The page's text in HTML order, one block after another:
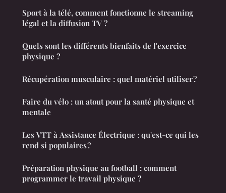
Sport à la télé, comment fonctionne le streaming
légal et la diffusion TV ?
Quels sont les différents bienfaits de l'exercice
physique ?
Récupération musculaire : quel matériel utiliser ?
Faire du vélo : un atout pour la santé physique et
mentale
Les VTT à Assistance Électrique : qu'est-ce qui les
rend si populaires ?
Préparation physique au football : comment
programmer le travail physique ?